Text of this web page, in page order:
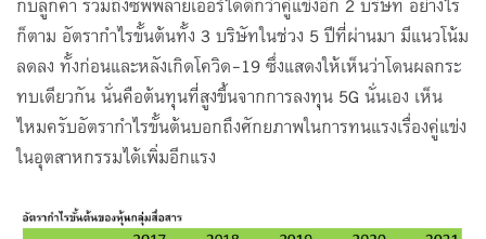
กับลูกค้า รวมถึงซัพพลายเออร์ได้ดีกว่าคู่แข่งอีก 2 บริษัท อย่างไร
ก็ตาม อัตรากำไรขั้นต้นทั้ง 3 บริษัทในช่วง 5 ปีที่ผ่านมา มีแนวโน้ม
ลดลง ทั้งก่อนและหลังเกิดโควิด-19 ซึ่งแสดงให้เห็นว่าโดนผลกระ
ทบเดียวกัน นั่นคือต้นทุนที่สูงขึ้นจากการลงทุน 5G นั่นเอง เห็น
ไหมครับอัตรากำไรขั้นต้นบอกถึงศักยภาพในการทนแรงเรื่องคู่แข่ง
ในอุตสาหกรรมได้เพิ่มอีกแรง